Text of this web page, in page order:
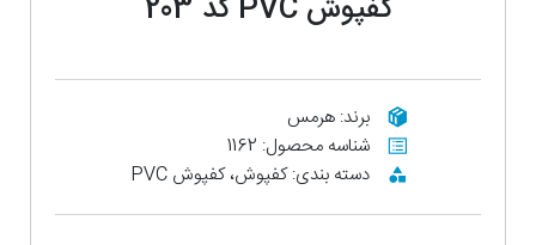
کفپوش PVC کد 203
برند: هرمس
شناسه محصول: 1162
دسته بندی: کفپوش، کفپوش PVC